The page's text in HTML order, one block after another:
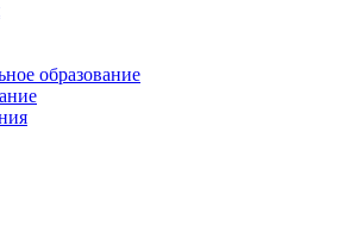
образование